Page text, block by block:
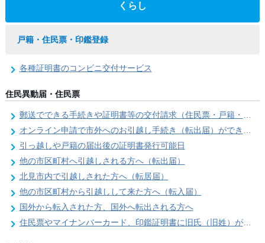
くらし
戸籍・住民票・印鑑登録
各種証明書のコンビニ交付サービス
住民異動届・住民票
郵送でできる手続きや証明書等の交付請求（住民票・戸籍・国民年金関係）
オンライン申請で市外へのお引越し手続き（転出届）ができます
引っ越しや戸籍の届出後の証明書発行可能日
他の市区町村へ引越しされる方へ（転出届）
北見市内で引越しされた方へ（転居届）
他の市区町村から引越しして来た方へ（転入届）
国外から転入された方、国外へ転出される方へ
住民票やマイナンバーカード、印鑑証明書に旧氏（旧姓）が併記できるようになりました！